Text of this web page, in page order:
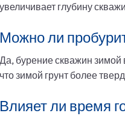
увеличивает глубину
Можно ли
Да, бурение скважин
что зимой грунт более
Влияет ли время